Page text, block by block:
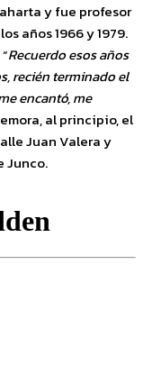
y fue profesor
años 1966 y 1979.
Recuerdo esos años
recién terminado el
encantó, me
al principio, el
Juan Valera y
Junco.